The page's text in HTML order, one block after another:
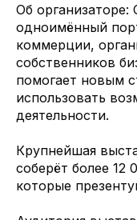
Об организаторе:
одноимённый
коммерции,
собственников
помогает новым
использовать
деятельности.
Крупнейшая
соберёт более 12
которые